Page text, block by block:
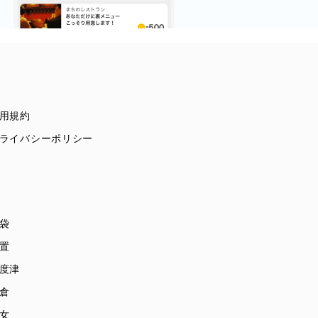
規約
イバシーポリシー
津